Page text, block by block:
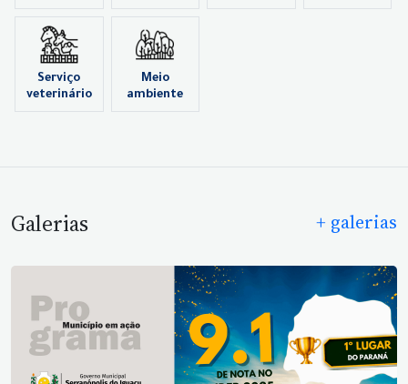
Serviço
veterinário
Meio
ambiente
Galerias + galerias